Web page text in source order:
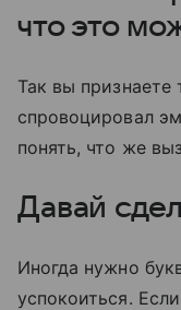
что это
Так вы признаете
спровоцировал
понять, что же
Давай
Иногда нужно
успокоиться.